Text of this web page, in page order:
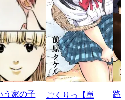
う家の子
ごくりっ【単
路